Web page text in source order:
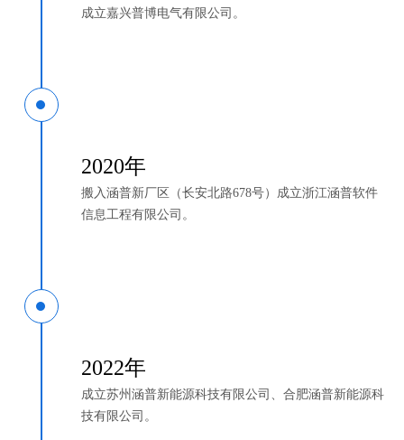
成立嘉兴普博电气有限公司。
2020年
搬入涵普新厂区（长安北路678号）成立浙江涵普软件
信息工程有限公司。
2022年
成立苏州涵普新能源科技有限公司、合肥涵普新能源科
技有限公司。